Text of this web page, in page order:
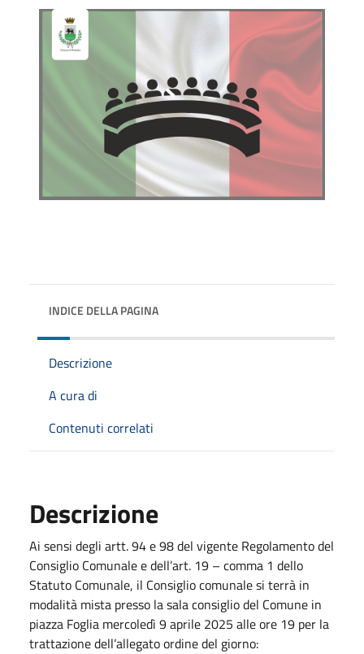
INDICE DELLA PAGINA
Descrizione
A cura di
Contenuti correlati
Descrizione
Ai sensi degli artt. 94 e 98 del vigente Regolamento del
Consiglio Comunale e dell’art. 19 – comma 1 dello
Statuto Comunale, il Consiglio comunale si terrà in
modalità mista presso la sala consiglio del Comune in
piazza Foglia mercoledì 9 aprile 2025 alle ore 19 per la
trattazione dell’allegato ordine del giorno: